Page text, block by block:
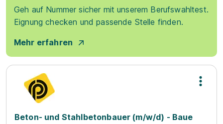
Geh auf Nummer sicher mit unserem Berufswahltest.
Eignung checken und passende Stelle finden.
Mehr erfahren
Beton- und Stahlbetonbauer (m/w/d) - Baue